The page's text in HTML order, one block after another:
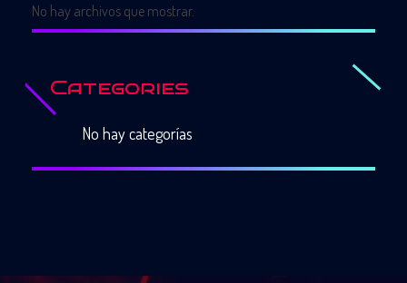
No hay archivos que mostrar.
Categories
No hay categorías